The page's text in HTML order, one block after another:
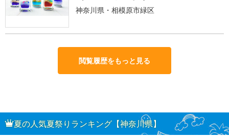
神奈川県・相模原市緑区
閲覧履歴をもっと見る
夏の人気夏祭りランキング【神奈川県】